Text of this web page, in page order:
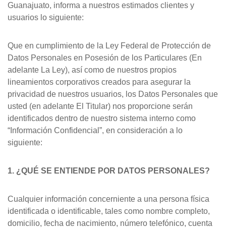
Guanajuato, informa a nuestros estimados clientes y
usuarios lo siguiente:
Que en cumplimiento de la Ley Federal de Protección de
Datos Personales en Posesión de los Particulares (En
adelante La Ley), así como de nuestros propios
lineamientos corporativos creados para asegurar la
privacidad de nuestros usuarios, los Datos Personales que
usted (en adelante El Titular) nos proporcione serán
identificados dentro de nuestro sistema interno como
“Información Confidencial”, en consideración a lo
siguiente:
1. ¿QUÉ SE ENTIENDE POR DATOS PERSONALES?
Cualquier información concerniente a una persona física
identificada o identificable, tales como nombre completo,
domicilio, fecha de nacimiento, número telefónico, cuenta